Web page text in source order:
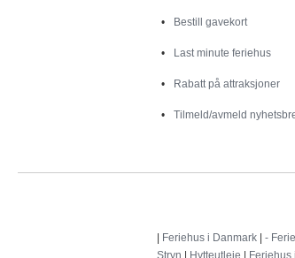
Bestill gavekort
Last minute feriehus
Rabatt på attraksjoner
Tilmeld/avmeld
| Feriehus i Danmark | -
Stryn | Hytteutleie | Feriehus